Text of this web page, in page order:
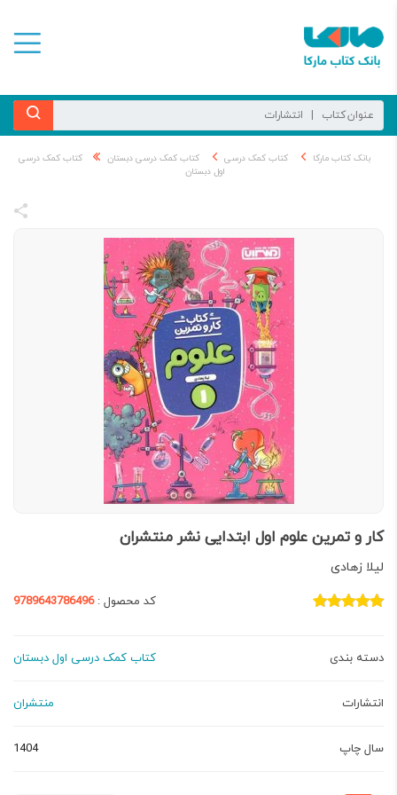
بانک کتاب مارکا کتاب کمک درسی کتاب کمک درسی دبستان
کتاب کمک درسی
اول دبستان
کار و تمرین علوم اول ابتدایی نشر منتشران
لیلا زهادی
کد محصول :9789643786496
دسته بندی کتاب کمک درسی اول دبستان
انتشارات منتشران
سال چاپ 1404